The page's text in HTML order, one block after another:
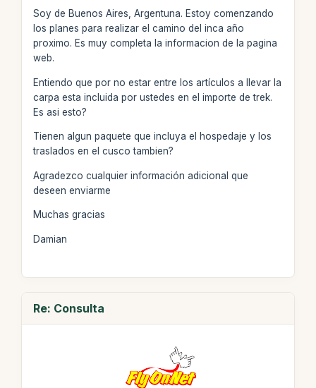
Soy de Buenos Aires, Argentuna. Estoy comenzando
los planes para realizar el camino del inca año
proximo. Es muy completa la informacion de la pagina
web.
Entiendo que por no estar entre los artículos a llevar la
carpa esta incluida por ustedes en el importe de trek.
Es asi esto?
Tienen algun paquete que incluya el hospedaje y los
traslados en el cusco tambien?
Agradezco cualquier información adicional que
deseen enviarme
Muchas gracias
Damian
Re: Consulta